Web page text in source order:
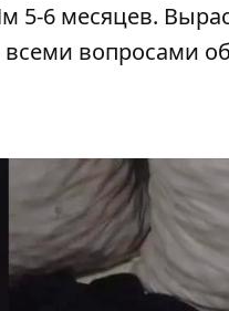
5-6 месяцев.
всеми вопросами